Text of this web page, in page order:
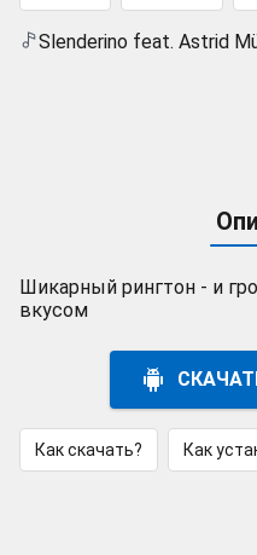
Slenderino feat. Astrid
Шикарный рингтон - и
вкусом
Как скачать? Как